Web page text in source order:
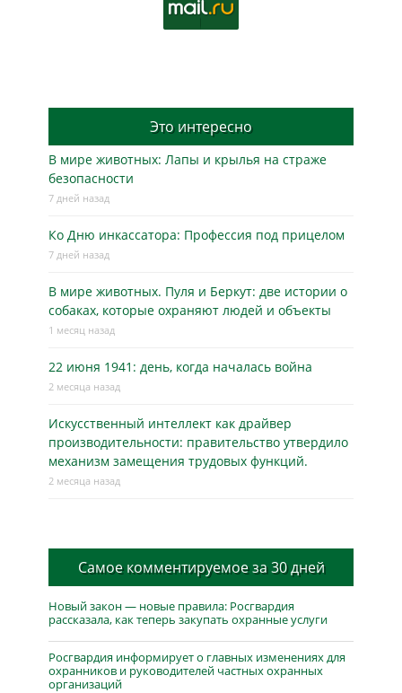
Это интересно
В мире животных: Лапы и крылья на страже
безопасности
7 дней назад
Ко Дню инкассатора: Профессия под прицелом
7 дней назад
В мире животных. Пуля и Беркут: две истории о
собаках, которые охраняют людей и объекты
1 месяц назад
22 июня 1941: день, когда началась война
2 месяца назад
Искусственный интеллект как драйвер
производительности: правительство утвердило
механизм замещения трудовых функций.
2 месяца назад
Самое комментируемое за 30 дней
Новый закон — новые правила: Росгвардия
рассказала, как теперь закупать охранные услуги
Росгвардия информирует о главных изменениях для
охранников и руководителей частных охранных
организаций